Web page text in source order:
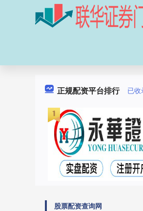
正规配资平台排行 已收
股票配资查询网